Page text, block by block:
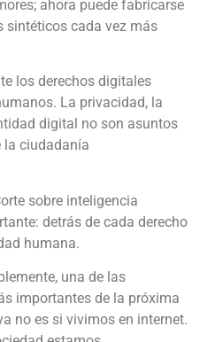
ahora puede fabricarse
sintéticos cada vez más
los derechos digitales
La privacidad, la
digital no son asuntos
la ciudadanía
sobre inteligencia
detrás de cada derecho
humana.
una de las
importantes de la próxima
no es si vivimos en internet.